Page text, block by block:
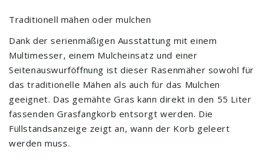
Traditionell mähen oder mulchen
Dank der serienmäßigen Ausstattung mit einem
Multimesser, einem Mulcheinsatz und einer
Seitenauswurföffnung ist dieser Rasenmäher sowohl für
das traditionelle Mähen als auch für das Mulchen
geeignet. Das gemähte Gras kann direkt in den 55 Liter
fassenden Grasfangkorb entsorgt werden. Die
Füllstandsanzeige zeigt an, wann der Korb geleert
werden muss.